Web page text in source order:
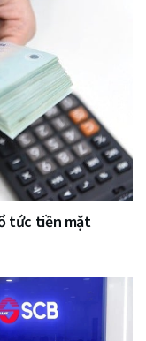
tức tiền mặt